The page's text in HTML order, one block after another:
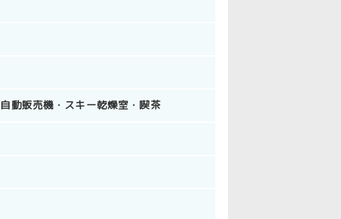
自動販売機 スキー乾燥室 喫茶